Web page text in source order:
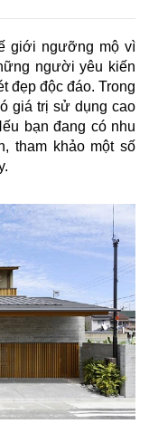
giới ngưỡng mộ vì
người yêu kiến
đẹp độc đáo. Trong
giá trị sử dụng cao
bạn đang có nhu
tham khảo một số